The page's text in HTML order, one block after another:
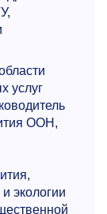
услуг
ООН,
экологии